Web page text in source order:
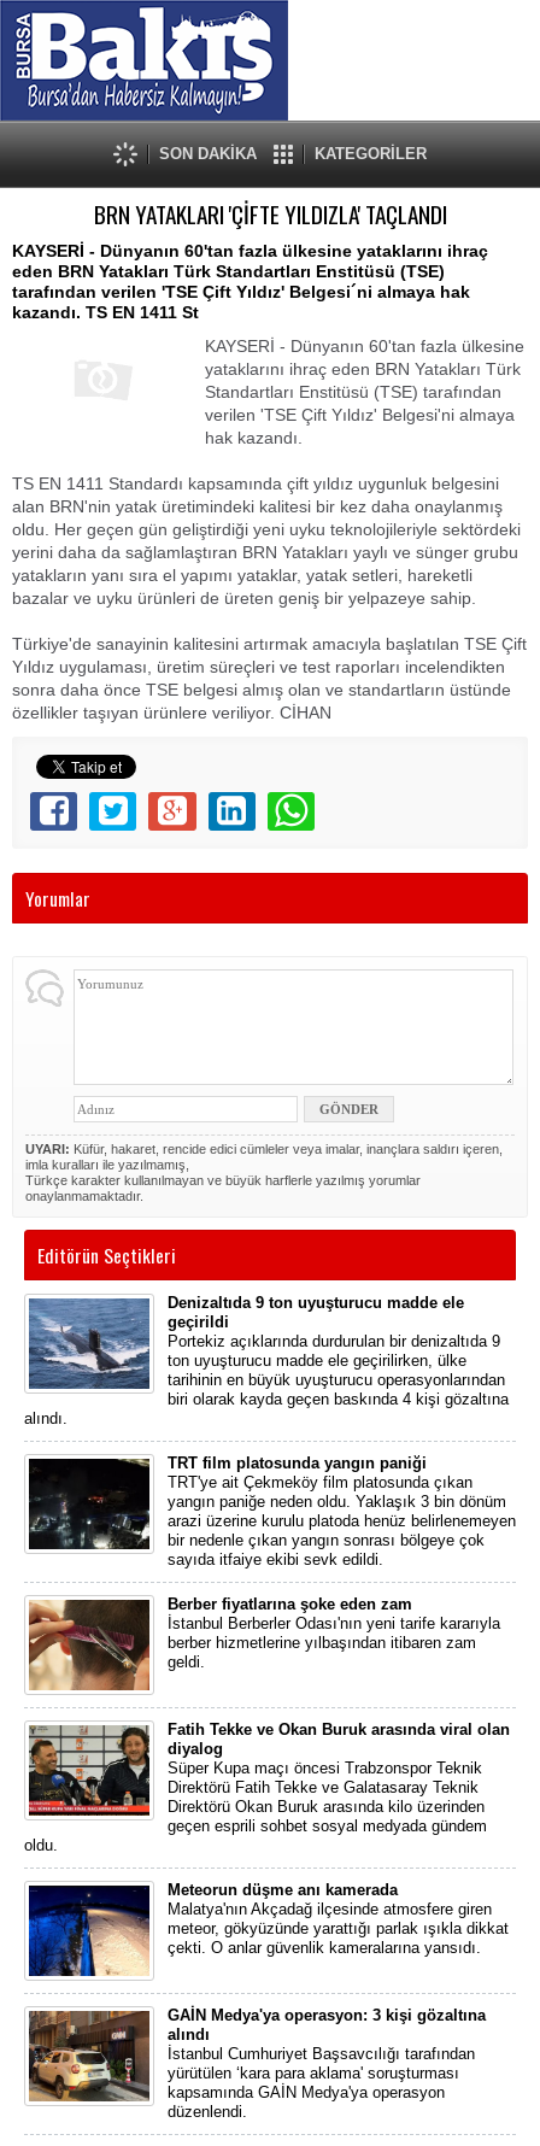
SON DAKİKA KATEGORİLER
BRN YATAKLARI 'ÇİFTE YILDIZLA' TAÇLANDI
KAYSERİ - Dünyanın 60'tan fazla ülkesine yataklarını ihraç
eden BRN Yatakları Türk Standartları Enstitüsü (TSE)
tarafından verilen 'TSE Çift Yıldız' Belgesi´ni almaya hak
kazandı. TS EN 1411 St
KAYSERİ - Dünyanın 60'tan fazla ülkesine
yataklarını ihraç eden BRN Yatakları Türk
Standartları Enstitüsü (TSE) tarafından
verilen 'TSE Çift Yıldız' Belgesi'ni almaya
hak kazandı.
TS EN 1411 Standardı kapsamında çift yıldız uygunluk belgesini
alan BRN'nin yatak üretimindeki kalitesi bir kez daha onaylanmış
oldu. Her geçen gün geliştirdiği yeni uyku teknolojileriyle sektördeki
yerini daha da sağlamlaştıran BRN Yatakları yaylı ve sünger grubu
yatakların yanı sıra el yapımı yataklar, yatak setleri, hareketli
bazalar ve uyku ürünleri de üreten geniş bir yelpazeye sahip.
Türkiye'de sanayinin kalitesini artırmak amacıyla başlatılan TSE Çift
Yıldız uygulaması, üretim süreçleri ve test raporları incelendikten
sonra daha önce TSE belgesi almış olan ve standartların üstünde
özellikler taşıyan ürünlere veriliyor. CİHAN
Yorumlar
UYARI: Küfür, hakaret, rencide edici cümleler veya imalar, inançlara saldırı içeren,
imla kuralları ile yazılmamış,
Türkçe karakter kullanılmayan ve büyük harflerle yazılmış yorumlar
onaylanmamaktadır.
Editörün Seçtikleri
Denizaltıda 9 ton uyuşturucu madde ele
geçirildi
Portekiz açıklarında durdurulan bir denizaltıda 9
ton uyuşturucu madde ele geçirilirken, ülke
tarihinin en büyük uyuşturucu operasyonlarından
biri olarak kayda geçen baskında 4 kişi gözaltına
alındı.
TRT film platosunda yangın paniği
TRT'ye ait Çekmeköy film platosunda çıkan
yangın paniğe neden oldu. Yaklaşık 3 bin dönüm
arazi üzerine kurulu platoda henüz belirlenemeyen
bir nedenle çıkan yangın sonrası bölgeye çok
sayıda itfaiye ekibi sevk edildi.
Berber fiyatlarına şoke eden zam
İstanbul Berberler Odası'nın yeni tarife kararıyla
berber hizmetlerine yılbaşından itibaren zam
geldi.
Fatih Tekke ve Okan Buruk arasında viral olan
diyalog
Süper Kupa maçı öncesi Trabzonspor Teknik
Direktörü Fatih Tekke ve Galatasaray Teknik
Direktörü Okan Buruk arasında kilo üzerinden
geçen esprili sohbet sosyal medyada gündem
oldu.
Meteorun düşme anı kamerada
Malatya'nın Akçadağ ilçesinde atmosfere giren
meteor, gökyüzünde yarattığı parlak ışıkla dikkat
çekti. O anlar güvenlik kameralarına yansıdı.
GAİN Medya'ya operasyon: 3 kişi gözaltına
alındı
İstanbul Cumhuriyet Başsavcılığı tarafından
yürütülen ‘kara para aklama' soruşturması
kapsamında GAİN Medya'ya operasyon
düzenlendi.